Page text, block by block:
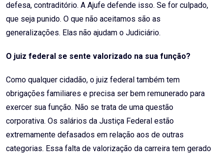
defesa, contraditório. A Ajufe defende isso. Se for culpado,
que seja punido. O que não aceitamos são as
generalizações. Elas não ajudam o Judiciário.
O juiz federal se sente valorizado na sua função?
Como qualquer cidadão, o juiz federal também tem
obrigações familiares e precisa ser bem remunerado para
exercer sua função. Não se trata de uma questão
corporativa. Os salários da Justiça Federal estão
extremamente defasados em relação aos de outras
categorias. Essa falta de valorização da carreira tem gerado